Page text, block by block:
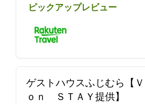
ピックアップレビュー
ゲストハウスふじむら【Ｖ
ｏｎ ＳＴＡＹ提供】